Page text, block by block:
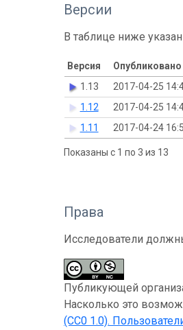
Версии
В таблице ниже
Версия Опубликовано
1.13
2017-04-25
1.12
2017-04-25
1.11
2017-04-24
Показаны с 1 по 3 из 13
Права
Исследователи
Публикующей
Насколько это
(CC0 1.0).